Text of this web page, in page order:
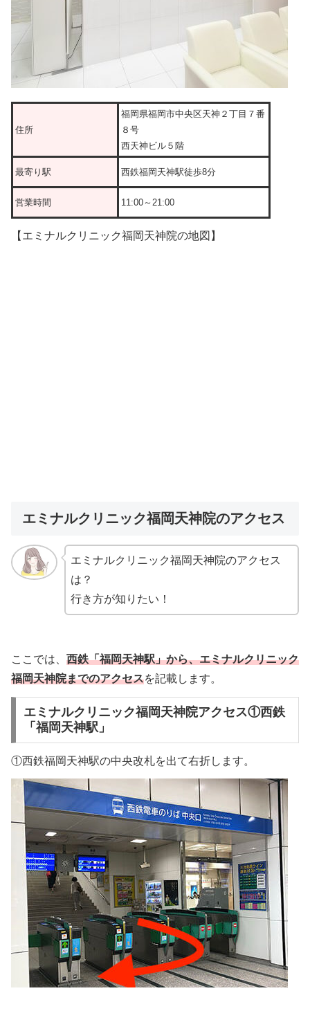
住所
福岡県福岡市中央区天神２丁目７番
８号
西天神ビル５階
最寄り駅 西鉄福岡天神駅徒歩8分
営業時間 11:00～21:00
【エミナルクリニック福岡天神院の地図】
エミナルクリニック福岡天神院のアクセス
エミナルクリニック福岡天神院のアクセス
は？
行き方が知りたい！
ここでは、 西鉄「福岡天神駅」から、エミナルクリニック
福岡天神院までのアクセスを記載します。
エミナルクリニック福岡天神院アクセス①西鉄
「福岡天神駅」
①西鉄福岡天神駅の中央改札を出て右折します。